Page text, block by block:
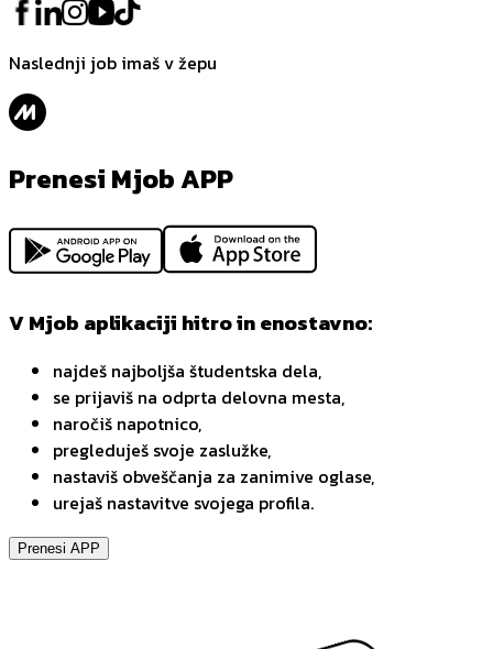
Naslednji job imaš v žepu
Prenesi Mjob APP
V Mjob aplikaciji hitro in enostavno:
najdeš najboljša študentska dela,
se prijaviš na odprta delovna mesta,
naročiš napotnico,
pregleduješ svoje zaslužke,
nastaviš obveščanja za zanimive oglase,
urejaš nastavitve svojega profila.
Prenesi APP